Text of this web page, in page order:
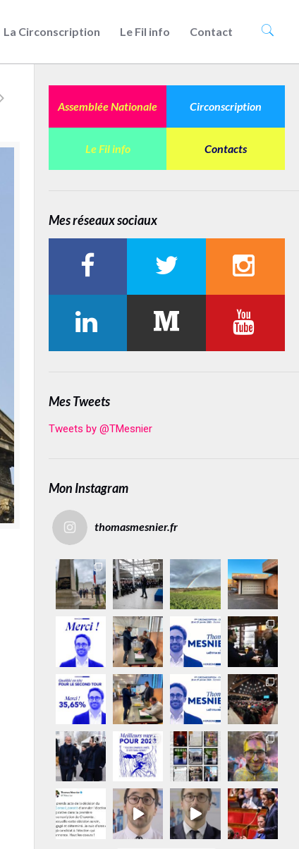
La Circonscription Le Fil info Contact
Assemblée Nationale Circonscription
Le Fil info Contacts
Mes réseaux sociaux
Mes Tweets
Tweets by @TMesnier
Mon Instagram
thomasmesnier.fr